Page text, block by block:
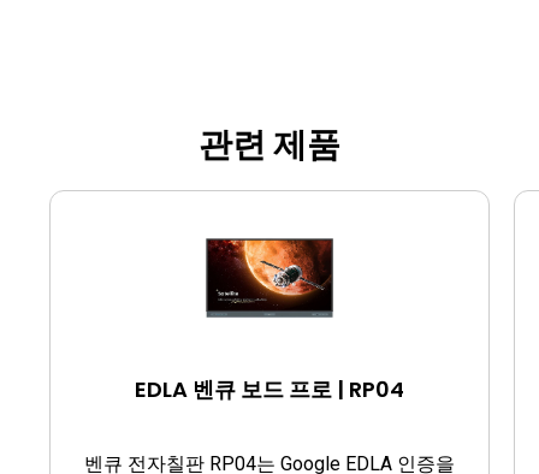
관련 제품
EDLA 벤큐 보드 프로 | RP04
벤큐 전자칠판 RP04는 Google EDLA 인증을